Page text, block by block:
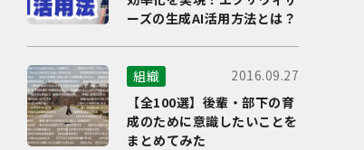
ーズの生成AI活用方法とは？
組織
2016.09.27
【全100選】後輩・部下の育
成のために意識したいことを
まとめてみた